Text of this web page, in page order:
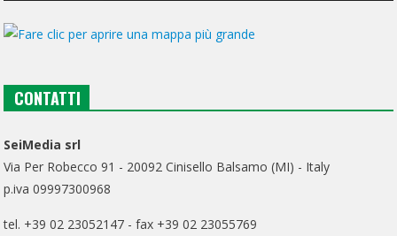
CONTATTI
SeiMedia srl
Via Per Robecco 91 - 20092 Cinisello Balsamo (MI) - Italy
p.iva 09997300968
tel. +39 02 23052147 - fax +39 02 23055769